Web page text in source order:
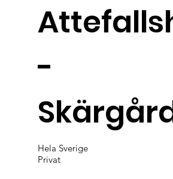
-
Hela Sverige
Privat